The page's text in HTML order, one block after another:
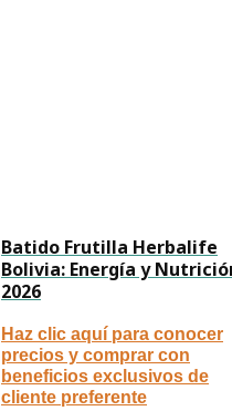
Batido Frutilla Herbalife
Bolivia: Energía y
2026
Haz clic aquí para conocer
precios y comprar con
beneficios exclusivos de
cliente preferente